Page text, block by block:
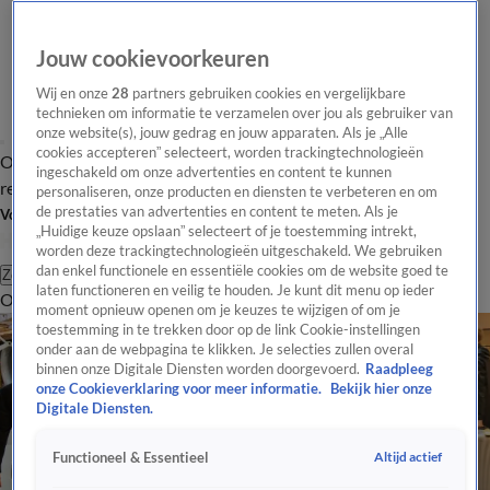
Overzicht Laatste nieuws Regionieuws Het beste van Hart
Tip de
redactie
Volg Hart van Nederland
Zoeken
OverzichtRegioUitzendingenWeerTip de redactiePanelVideo's
Jouw cookievoorkeuren
Wij en onze28 partners gebruiken cookies en vergelijkbare
technieken om informatie te verzamelen over jou als gebruiker van
onze website(s), jouw gedrag en jouw apparaten. Als je „Alle
cookies accepteren” selecteert, worden trackingtechnologieën
ingeschakeld om onze advertenties en content te kunnen
personaliseren, onze producten en diensten te verbeteren en om
de prestaties van advertenties en content te meten. Als je
„Huidige keuze opslaan” selecteert of je toestemming intrekt,
worden deze trackingtechnologieën uitgeschakeld. We gebruiken
dan enkel functionele en essentiële cookies om de website goed te
laten functioneren en veilig te houden. Je kunt dit menu op ieder
moment opnieuw openen om je keuzes te wijzigen of om je
toestemming in te trekken door op de link Cookie-instellingen
onder aan de webpagina te klikken. Je selecties zullen overal
binnen onze Digitale Diensten worden doorgevoerd. Raadpleeg
onze Cookieverklaring voor meer informatie.
Bekijk hier onze
Digitale Diensten.
Functioneel & Essentieel Altijd actief